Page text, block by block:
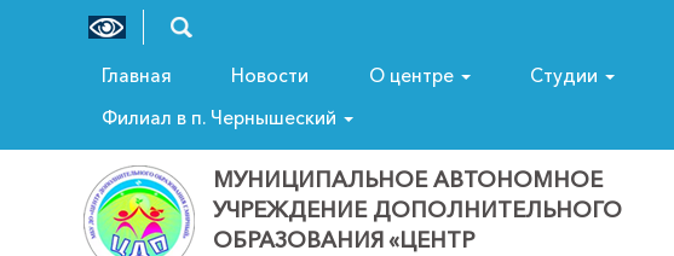
Главная Новости О центре Студии
Филиал в п. Чернышеский
МУНИЦИПАЛЬНОЕ АВТОНОМНОЕ
УЧРЕЖДЕНИЕ ДОПОЛНИТЕЛЬНОГО
ОБРАЗОВАНИЯ «ЦЕНТР